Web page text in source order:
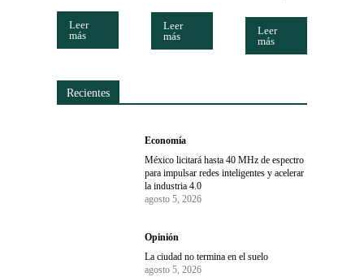
Leer
más
Leer
más
Leer
más
Recientes
Economía
México licitará hasta 40 MHz de espectro
para impulsar redes inteligentes y acelerar
la industria 4.0
agosto 5, 2026
Opinión
La ciudad no termina en el suelo
agosto 5, 2026